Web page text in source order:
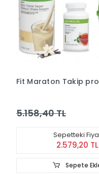
Fit Maraton Takip
5.158,40 TL
Sepetteki
2.579,20 TL
Sepete